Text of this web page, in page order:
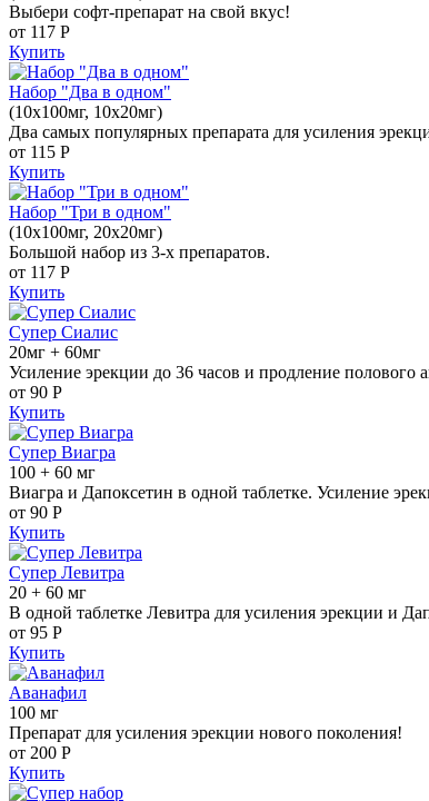
Выбери софт-препарат на свой вкус!
от 117 Р
Купить
Набор "Два в одном"
(10x100мг, 10x20мг)
Два самых популярных препарата для усиления
от 115 Р
Купить
Набор "Три в одном"
(10x100мг, 20x20мг)
Большой набор из 3-х препаратов.
от 117 Р
Купить
Супер Сиалис
20мг + 60мг
Усиление эрекции до 36 часов и продление полового
от 90 Р
Купить
Супер Виагра
100 + 60 мг
Виагра и Дапоксетин в одной таблетке. Усиление
от 90 Р
Купить
Супер Левитра
20 + 60 мг
В одной таблетке Левитра для усиления эрекции и
от 95 Р
Купить
Аванафил
100 мг
Препарат для усиления эрекции нового поколения!
от 200 Р
Купить